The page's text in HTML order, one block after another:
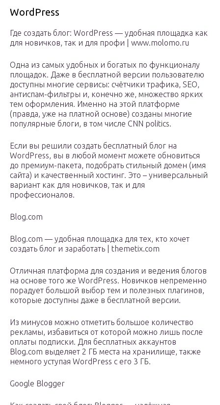
WordPress
Где создать блог: WordPress — удобная площадка как
для новичков, так и для профи | www.molomo.ru
Одна из самых удобных и богатых по функционалу
площадок. Даже в бесплатной версии пользователю
доступны многие сервисы: счётчики трафика, SEO,
антиспам-фильтры и, конечно же, множество ярких
тем оформления. Именно на этой платформе
(правда, уже на платной основе) созданы многие
популярные блоги, в том числе CNN politics.
Если вы решили создать бесплатный блог на
WordPress, вы в любой момент можете обновиться
до премиум-пакета, подобрать стильный домен (имя
сайта) и качественный хостинг. Это – универсальный
вариант как для новичков, так и для
профессионалов.
Blog.com
Blog.com — удобная площадка для тех, кто хочет
создать блог и заработать | themetix.com
Отличная платформа для создания и ведения блогов
на основе того же WordPress. Новичков непременно
порадует большой выбор тем и полезных плагинов,
которые доступны даже в бесплатной версии.
Из минусов можно отметить большое количество
рекламы, избавиться от которой можно лишь после
оплаты подписки. Для бесплатных аккаунтов
Blog.com выделяет 2 ГБ места на хранилище, также
немного уступая WordPress с его 3 ГБ.
Google Blogger